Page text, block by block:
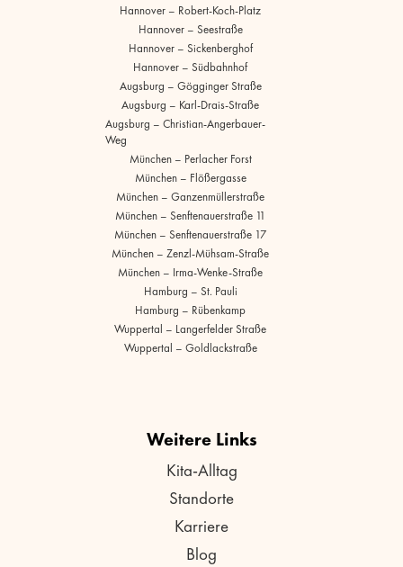
Hannover – Robert-Koch-Platz
Hannover – Seestraße
Hannover – Sickenberghof
Hannover – Südbahnhof
Augsburg – Gögginger Straße
Augsburg – Karl-Drais-Straße
Augsburg – Christian-Angerbauer-
Weg
München – Perlacher Forst
München – Flößergasse
München – Ganzenmüllerstraße
München – Senftenauerstraße 11
München – Senftenauerstraße 17
München – Zenzl-Mühsam-Straße
München – Irma-Wenke-Straße
Hamburg – St. Pauli
Hamburg – Rübenkamp
Wuppertal – Langerfelder Straße
Wuppertal – Goldlackstraße
Weitere Links
Kita-Alltag
Standorte
Karriere
Blog